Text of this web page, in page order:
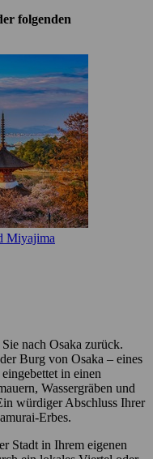
folgenden
Miyajima
nach Osaka zurück.
Burg von Osaka – eines
in einen
Wassergräben und
würdiger Abschluss Ihrer
Erbes.
Stadt in Ihrem eigenen